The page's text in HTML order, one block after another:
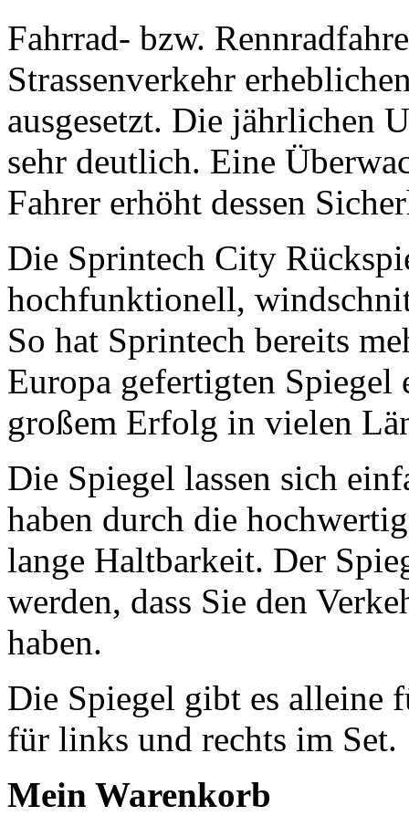
Fahrrad- bzw.
Strassenverkehr
ausgesetzt. Die jährlichen
sehr deutlich. Eine
Fahrer erhöht dessen
Die Sprintech City
hochfunktionell,
So hat Sprintech bereits
Europa gefertigten
großem Erfolg in vielen
Die Spiegel lassen sich
haben durch die
lange Haltbarkeit. Der
werden, dass Sie den
haben.
Die Spiegel gibt es alleine
für links und rechts im Set.
Mein Warenkorb